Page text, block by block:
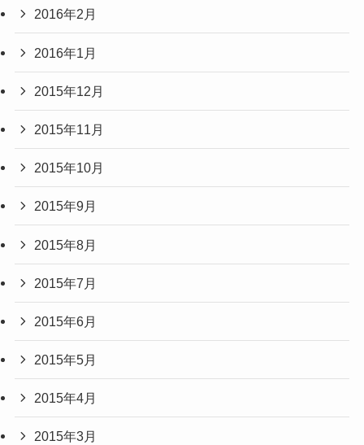
2016年2月
2016年1月
2015年12月
2015年11月
2015年10月
2015年9月
2015年8月
2015年7月
2015年6月
2015年5月
2015年4月
2015年3月